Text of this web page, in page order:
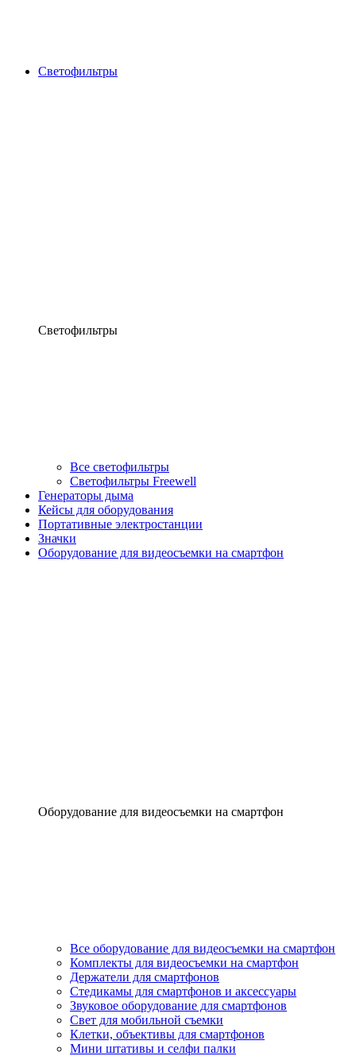
Светофильтры
Светофильтры
Все светофильтры
Светофильтры Freewell
Генераторы дыма
Кейсы для оборудования
Портативные электростанции
Значки
Оборудование для видеосъемки на смартфон
Оборудование для видеосъемки на смартфон
Все оборудование для видеосъемки на смартфон
Комплекты для видеосъемки на смартфон
Держатели для смартфонов
Стедикамы для смартфонов и аксессуары
Звуковое оборудование для смартфонов
Свет для мобильной съемки
Клетки, объективы для смартфонов
Мини штативы и селфи палки